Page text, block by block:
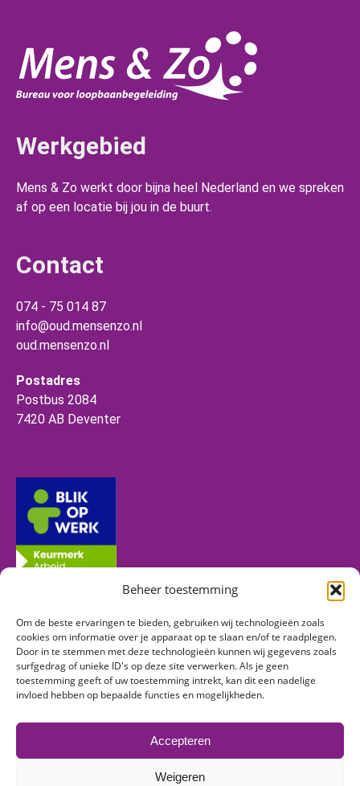
Beheer toestemming
Om de beste ervaringen te bieden, gebruiken wij technologieën zoals
cookies om informatie over je apparaat op te slaan en/of te raadplegen.
Door in te stemmen met deze technologieën kunnen wij gegevens zoals
surfgedrag of unieke ID's op deze site verwerken. Als je geen
toestemming geeft of uw toestemming intrekt, kan dit een nadelige
invloed hebben op bepaalde functies en mogelijkheden.
Accepteren
Weigeren
Werkgebied
Mens & Zo werkt door bijna heel Nederland en we spreken
af op een locatie bij jou in de buurt.
Contact
074 - 75 014 87
info@oud.mensenzo.nl
oud.mensenzo.nl
Postadres
Postbus 2084
7420 AB Deventer
Volg ons
Vind ons op:
Facebook
page
Linkedin
page
Instagram
page